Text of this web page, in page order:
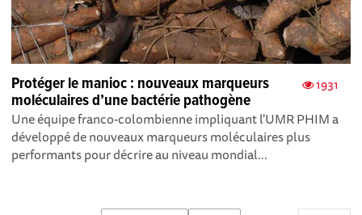
1931
Protéger le manioc : nouveaux marqueurs
moléculaires d’une bactérie pathogène
Une équipe franco-colombienne impliquant l'UMR PHIM a
développé de nouveaux marqueurs moléculaires plus
performants pour décrire au niveau mondial...